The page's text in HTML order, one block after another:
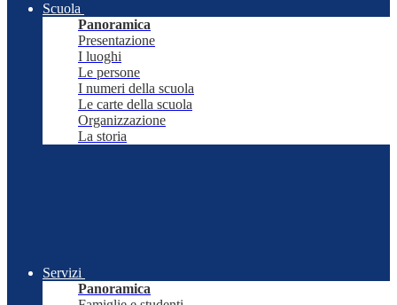
Scuola
Panoramica
Presentazione
I luoghi
Le persone
I numeri della scuola
Le carte della scuola
Organizzazione
La storia
Servizi
Panoramica